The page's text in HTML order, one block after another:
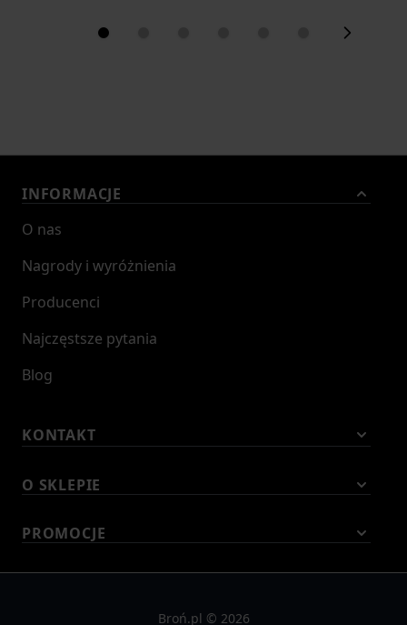
INFORMACJE
O nas
Nagrody i wyróżnienia
Producenci
Najczęstsze pytania
Blog
KONTAKT
O SKLEPIE
PROMOCJE
Broń.pl © 2026